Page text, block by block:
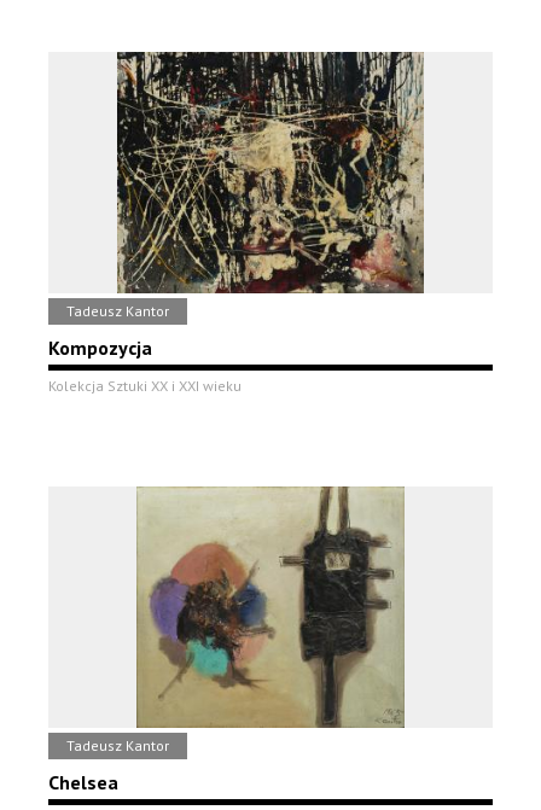
Tadeusz Kantor
Kompozycja
Kolekcja Sztuki XX i XXI wieku
Tadeusz Kantor
Chelsea